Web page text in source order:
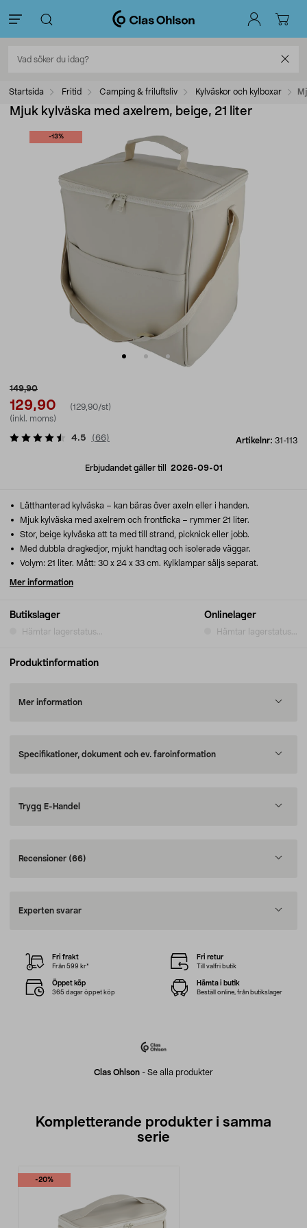
Startsida Fritid Camping & friluftsliv Kylväskor och kylboxar
Mjuk kylväska med axelrem, beige, 21 liter
-13%
149,90
129,90
(129,90/st)
(inkl. moms)
Artikelnr: 31-113
4.5 (66)
Erbjudandet gäller till 2026-09-01
Butikslager
Hämtar lagerstatus...
Onlinelager
Hämtar lagerstatus...
Lätthanterad kylväska – kan bäras över axeln eller i handen.
Mjuk kylväska med axelrem och frontficka – rymmer 21 liter.
Stor, beige kylväska att ta med till strand, picknick eller jobb.
Med dubbla dragkedjor, mjukt handtag och isolerade väggar.
Volym: 21 liter. Mått: 30 x 24 x 33 cm. Kylklampar säljs separat.
Mer information
Produktinformation
Mer information
Specifikationer, dokument och ev. faroinformation
Trygg E-Handel
Recensioner (66)
Experten svarar
Clas Ohlson - Se alla produkter
Fri frakt
Från 599 kr*
Fri retur
Till valfri butik
Öppet köp
365 dagar öppet köp
Hämta i butik
Beställ online, från butikslager
Kompletterande produkter i samma
serie
-20%